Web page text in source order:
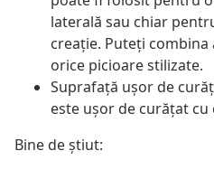
laterală sau chiar
creație. Puteți combina
orice picioare stilizate.
Suprafață ușor de
este ușor de curățat cu
Bine de știut: